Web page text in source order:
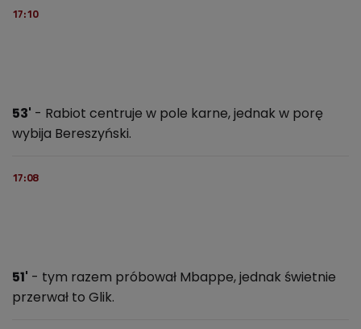
17:10
53' - Rabiot centruje w pole karne, jednak w porę
wybija Bereszyński.
17:08
51' - tym razem próbował Mbappe, jednak świetnie
przerwał to Glik.